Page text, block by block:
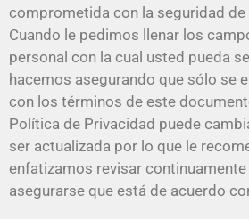
comprometida con la seguridad
Cuando le pedimos llenar los
personal con la cual usted pueda
hacemos asegurando que sólo se
con los términos de este
Política de Privacidad puede
ser actualizada por lo que le
enfatizamos revisar
asegurarse que está de acuerdo